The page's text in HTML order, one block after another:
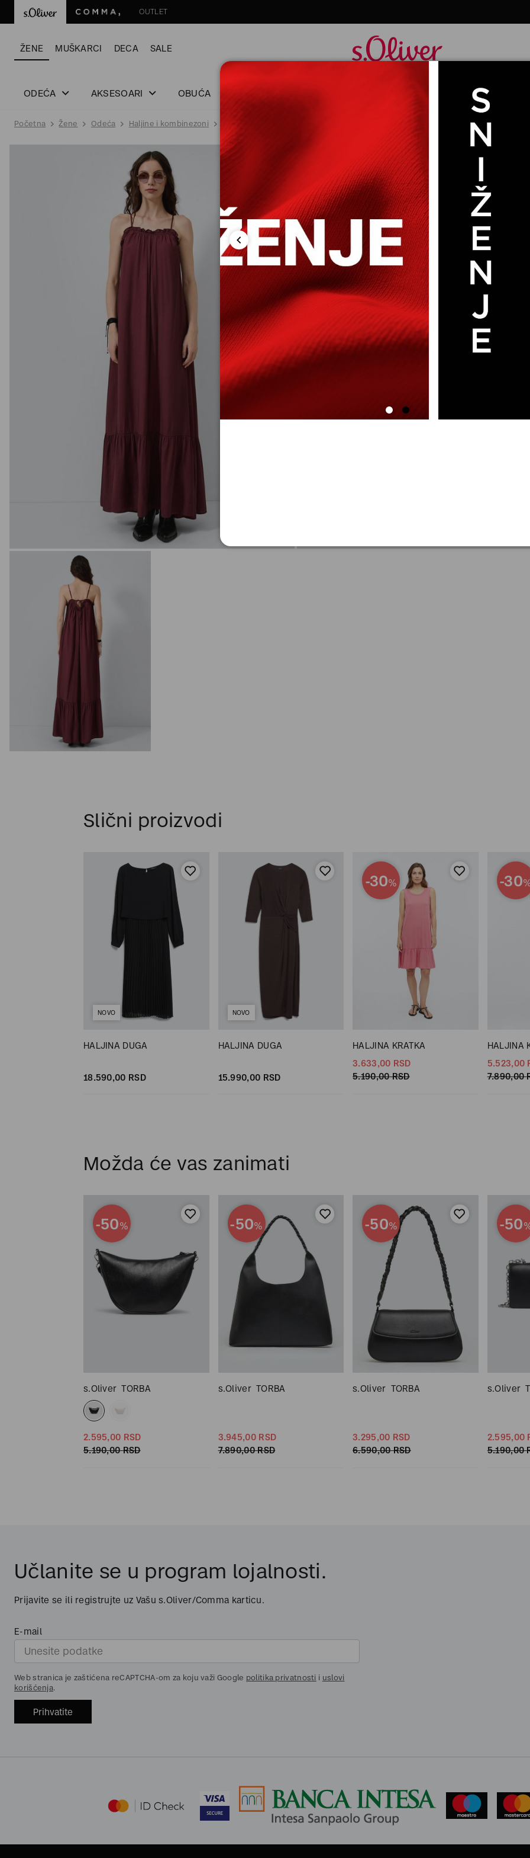
OUTLET
ŽENE MUŠKARCI DECA SALE
ODEĆA AKSESOARI OBUĆA
Početna Žene Odeća Haljine i kombinezoni Haljine
Slični proizvodi
NOVO
HALJINA DUGA
18.590,00 RSD
NOVO
HALJINA DUGA
15.990,00 RSD
-30%
HALJINA KRATKA
3.633,00 RSD
5.190,00 RSD
-30
HALJINA
5.523,00
7.890,00
Možda će vas zanimati
-50%
s.Oliver TORBA
2.595,00 RSD
5.190,00 RSD
-50%
s.Oliver TORBA
3.945,00 RSD
7.890,00 RSD
-50%
s.Oliver TORBA
3.295,00 RSD
6.590,00 RSD
-50
s.Oliver
2.595,00
5.190,00
Učlanite se u program lojalnosti.
Prijavite se ili registrujte uz Vašu s.Oliver/Comma karticu.
E-mail
Web stranica je zaštićena reCAPTCHA-om za koju važi Google politika privatnosti i uslovi
korišćenja.
Prihvatite